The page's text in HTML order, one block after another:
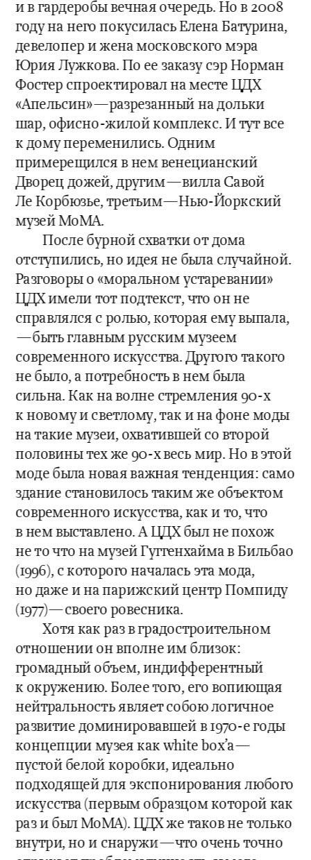
и в гардеробы вечная очередь. Но в 2008
году на него покусилась Елена Батурина,
девелопер и жена московского мэра
Юрия Лужкова. По ее заказу сэр Норман
Фостер спроектировал на месте ЦДХ
«Апельсин»—разрезанный на дольки
шар, офисно-жилой комплекс. И тут все
к дому переменились. Одним
примерещился в нем венецианский
Дворец дожей, другим—вилла Савой
Ле Корбюзье, третьим—Нью-Йоркский
музей МoМА.
После бурной схватки от дома
отступились, но идея не была случайной.
Разговоры о «моральном устаревании»
ЦДХ имели тот подтекст, что он не
справлялся с ролью, которая ему выпала,
—быть главным русским музеем
современного искусства. Другого такого
не было, а потребность в нем была
сильна. Как на волне стремления 90-х
к новому и светлому, так и на фоне моды
на такие музеи, охватившей со второй
половины тех же 90-х весь мир. Но в этой
моде была новая важная тенденция: само
здание становилось таким же объектом
современного искусства, как и то, что
в нем выставлено. А ЦДХ был не похож
не то что на музей Гуггенхайма в Бильбао
(1996), с которого началась эта мода,
но даже и на парижский центр Помпиду
(1977)—своего ровесника.
Хотя как раз в градостроительном
отношении он вполне им близок:
громадный объем, индифферентный
к окружению. Более того, его вопиющая
нейтральность являет собою логичное
развитие доминировавшей в 1970-е годы
концепции музея как white box’а—
пустой белой коробки, идеально
подходящей для экспонирования любого
искусства (первым образцом которой как
раз и был МoМА). ЦДХ же таков не только
внутри, но и снаружи—что очень точно